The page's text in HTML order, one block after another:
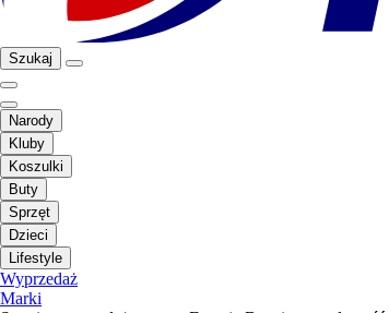
Szukaj
Narody
Kluby
Koszulki
Buty
Sprzęt
Dzieci
Lifestyle
Wyprzedaż
Marki